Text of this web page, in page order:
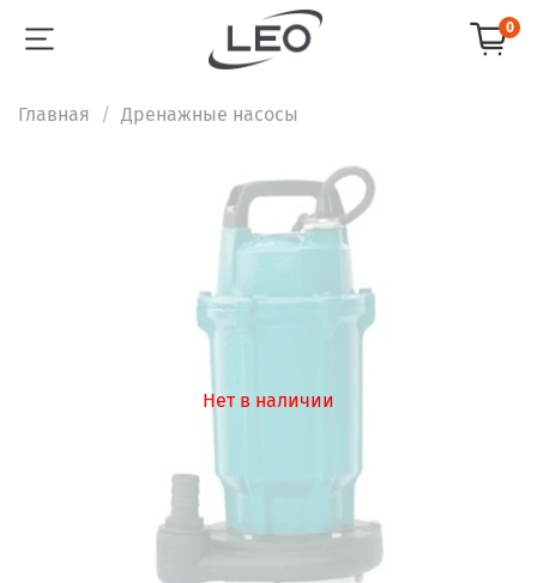
0
Главная Дренажные насосы
Нет в наличии